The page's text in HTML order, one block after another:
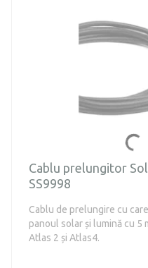
Cablu prelungitor
SS9998
Cablu de prelungire cu
panoul solar și lumină cu
Atlas 2 și Atlas4.